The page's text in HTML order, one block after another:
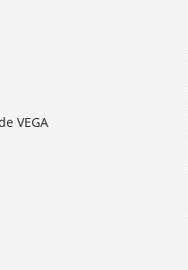
VEGA